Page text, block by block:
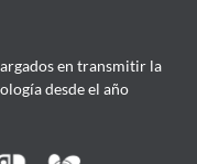
en transmitir la
desde el año